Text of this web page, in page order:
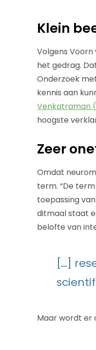
Klein
Volgens
het gedrag.
Onderzoek
kennis aan
Venkatraman
hoogste
Zeer
Omdat
term. “De
toepassing
ditmaal staat
belofte van
[…]
Maar wordt er